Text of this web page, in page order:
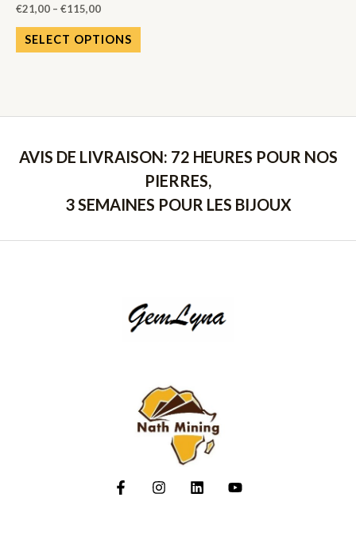
€21,00 – €115,00
SELECT OPTIONS
AVIS DE LIVRAISON: 72 HEURES POUR NOS
PIERRES,
3 SEMAINES POUR LES BIJOUX